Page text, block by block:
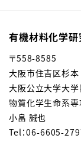
有機材料化学研
〒558-8585
大阪市住吉区杉
大阪公立大学大
物質化学生命系
小畠 誠也
Tel：06-6605-